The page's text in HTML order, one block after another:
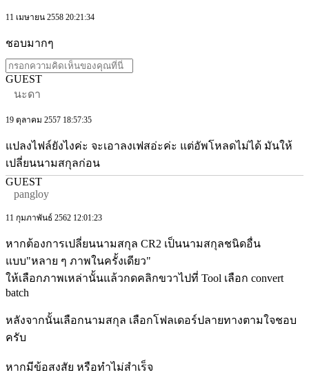
11 เมษายน 2558 20:21:34
ชอบมากๆ
GUEST
นะดา
19 ตุลาคม 2557 18:57:35
แปลงไฟล์ยังไงค่ะ จะเอาลงเฟสอ่ะค่ะ แต่อัพโหลดไม่ได้ มันให้
เปลี่ยนนามสกุลก่อน
GUEST
pangloy
11 กุมภาพันธ์ 2562 12:01:23
หากต้องการเปลี่ยนนามสกุล CR2 เป็นนามสกุลชนิดอื่น
แบบ"หลาย ๆ ภาพในครั้งเดียว"
ให้เลือกภาพเหล่านั้นแล้วกดคลิกขวาไปที่ Tool เลือก convert
batch
หลังจากนั้นเลือกนามสกุล เลือกโฟลเดอร์ปลายทางตามใจชอบ
ครับ
หากมีข้อสงสัย หรือทำไม่สำเร็จ